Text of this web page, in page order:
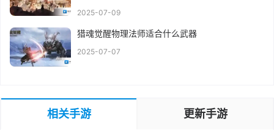
2025-07-09
猎魂觉醒物理法师适合什么武器
2025-07-07
相关手游 更新手游